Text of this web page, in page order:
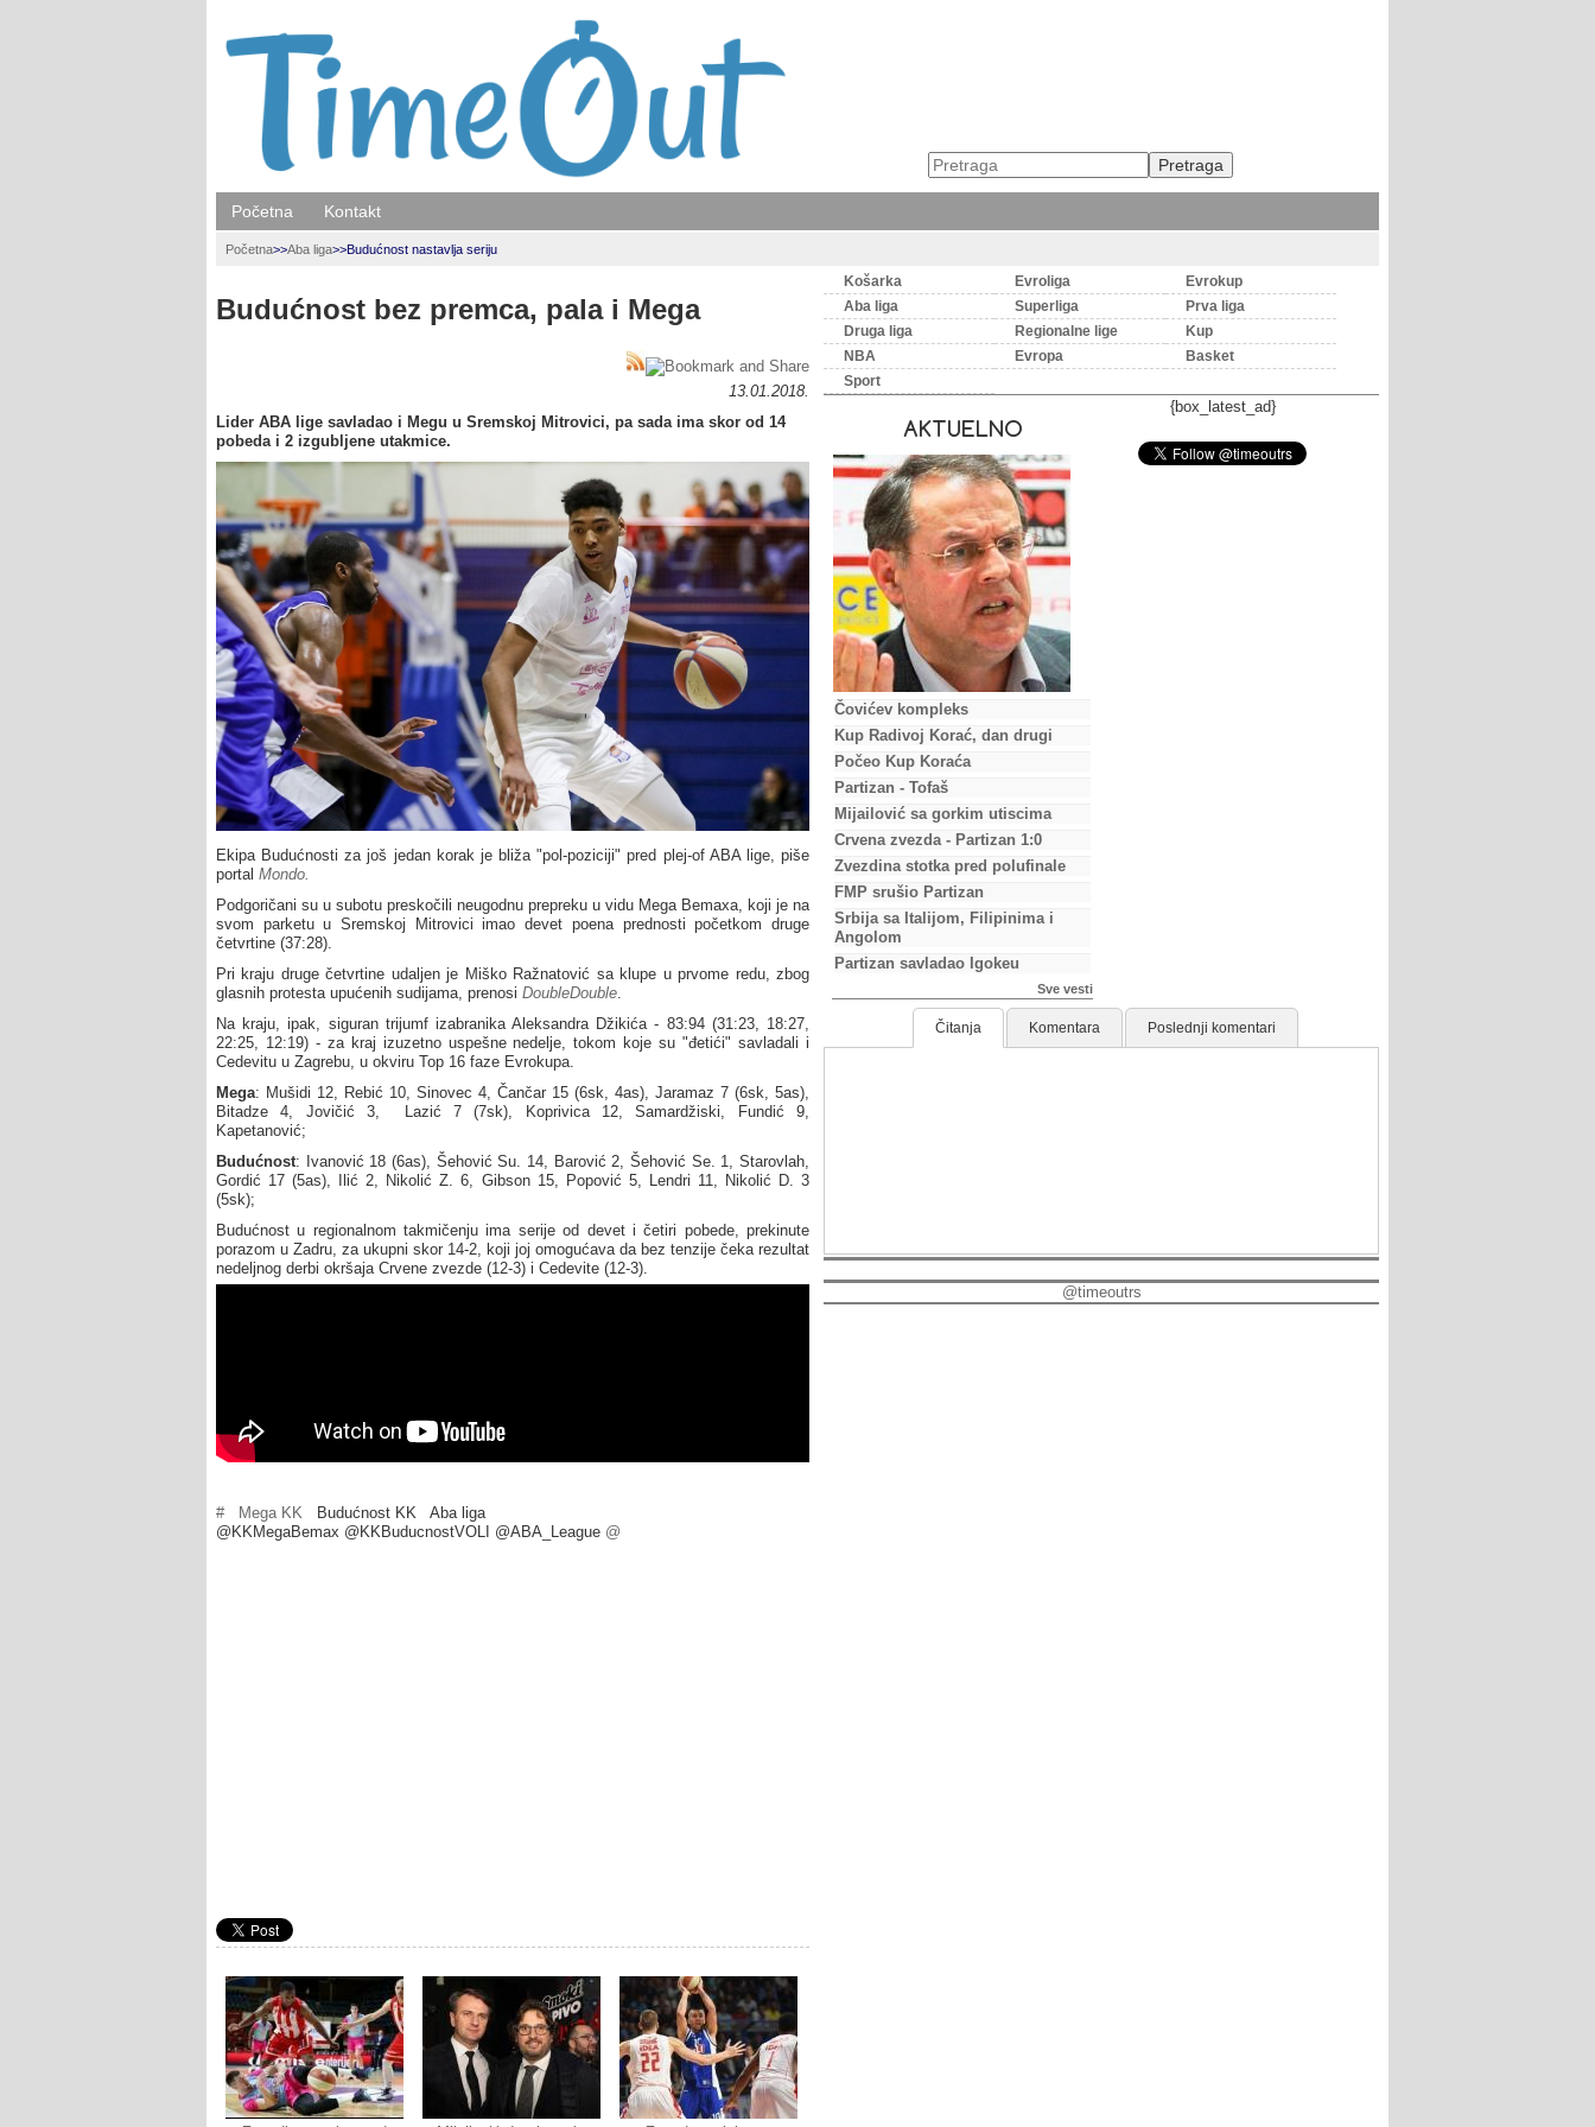
Početna Kontakt
Početna>>Aba liga>>Budućnost nastavlja seriju
Budućnost bez premca, pala i Mega
13.01.2018.
Lider ABA lige savladao i Megu u Sremskoj Mitrovici, pa sada ima skor od 14
pobeda i 2 izgubljene utakmice.
Ekipa Budućnosti za još jedan korak je bliža "pol-poziciji" pred plej-of ABA lige, piše
portal Mondo.
Podgoričani su u subotu preskočili neugodnu prepreku u vidu Mega Bemaxa, koji je na
svom parketu u Sremskoj Mitrovici imao devet poena prednosti početkom druge
četvrtine (37:28).
Pri kraju druge četvrtine udaljen je Miško Ražnatović sa klupe u prvome redu, zbog
glasnih protesta upućenih sudijama, prenosi DoubleDouble
Na kraju, ipak, siguran trijumf izabranika Aleksandra Džikića - 83:94 (31:23, 18:27,
22:25, 12:19) - za kraj izuzetno uspešne nedelje, tokom koje su "đetići" savladali i
Cedevitu u Zagrebu, u okviru Top 16 faze Evrokupa.
Mega: Mušidi 12, Rebić 10, Sinovec 4, Čančar 15 (6sk, 4as), Jaramaz 7 (6sk, 5as),
Bitadze 4, Jovičić 3, Lazić 7 (7sk), Koprivica 12, Samardžiski, Fundić 9,
Kapetanović;
Budućnost: Ivanović 18 (6as), Šehović Su. 14, Barović 2, Šehović Se. 1, Starovlah,
Gordić 17 (5as), Ilić 2, Nikolić Z. 6, Gibson 15, Popović 5, Lendri 11, Nikolić D. 3
(5sk);
Budućnost u regionalnom takmičenju ima serije od devet i četiri pobede, prekinute
porazom u Zadru, za ukupni skor 14-2, koji joj omogućava da bez tenzije čeka rezultat
nedeljnog derbi okršaja Crvene zvezde (12-3) i Cedevite (12-3).
# Mega KK Budućnost KK
Aba liga
@KKMegaBemax @KKBuducnostVOLI @ABA_League @
Košarka Evroliga
Evrokup
Aba liga
Superliga
Prva liga
Druga liga
Regionalne lige
Kup
NBA
Evropa
Basket
Sport
AKTUELNO
Čovićev kompleks
Kup Radivoj Korać, dan drugi
Počeo Kup Koraća
Partizan - Tofaš
Mijailović sa gorkim utiscima
Crvena zvezda - Partizan 1:0
Zvezdina stotka pred polufinale
FMP srušio Partizan
Srbija sa Italijom, Filipinima i
Angolom
Partizan savladao Igokeu
Sve vesti
{box_latest_ad}
Čitanja Komentara Poslednji komentari
@timeoutrs